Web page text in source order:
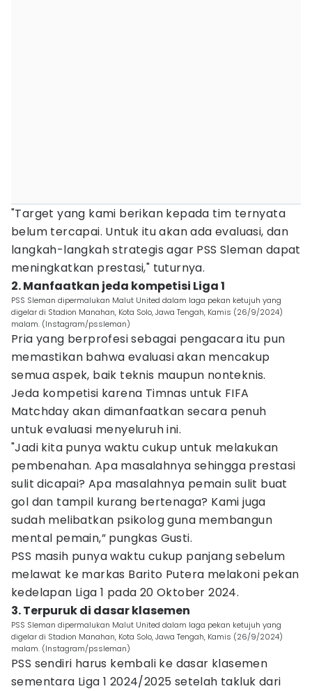
"Target yang kami berikan kepada tim ternyata
belum tercapai. Untuk itu akan ada evaluasi, dan
langkah-langkah strategis agar PSS Sleman dapat
meningkatkan prestasi," tuturnya.
2. Manfaatkan jeda kompetisi Liga 1
PSS Sleman dipermalukan Malut United dalam laga pekan ketujuh yang
digelar di Stadion Manahan, Kota Solo, Jawa Tengah, Kamis (26/9/2024)
malam. (Instagram/pssleman)
Pria yang berprofesi sebagai pengacara itu pun
memastikan bahwa evaluasi akan mencakup
semua aspek, baik teknis maupun nonteknis.
Jeda kompetisi karena Timnas untuk FIFA
Matchday akan dimanfaatkan secara penuh
untuk evaluasi menyeluruh ini.
"Jadi kita punya waktu cukup untuk melakukan
pembenahan. Apa masalahnya sehingga prestasi
sulit dicapai? Apa masalahnya pemain sulit buat
gol dan tampil kurang bertenaga? Kami juga
sudah melibatkan psikolog guna membangun
mental pemain,” pungkas Gusti.
PSS masih punya waktu cukup panjang sebelum
melawat ke markas Barito Putera melakoni pekan
kedelapan Liga 1 pada 20 Oktober 2024.
3. Terpuruk di dasar klasemen
PSS Sleman dipermalukan Malut United dalam laga pekan ketujuh yang
digelar di Stadion Manahan, Kota Solo, Jawa Tengah, Kamis (26/9/2024)
malam. (Instagram/pssleman)
PSS sendiri harus kembali ke dasar klasemen
sementara Liga 1 2024/2025 setelah takluk dari